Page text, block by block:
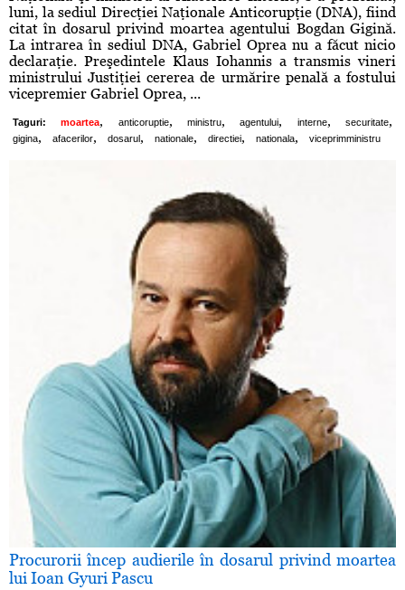
luni, la sediul Direcţiei Naţionale Anticorupţie (DNA), fiind
citat în dosarul privind moartea agentului Bogdan Gigină.
La intrarea în sediul DNA, Gabriel Oprea nu a făcut nicio
declaraţie. Preşedintele Klaus Iohannis a transmis vineri
ministrului Justiţiei cererea de urmărire penală a fostului
vicepremier Gabriel Oprea, ...
Taguri: moartea, anticoruptie, ministru, agentului, interne, securitate,
gigina, afacerilor, dosarul , nationale, directiei, nationala, viceprimministru
Procurorii încep audierile în dosarul privind moartea
lui Ioan Gyuri Pascu